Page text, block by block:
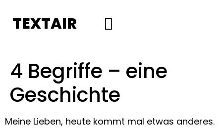
TEXTAIR
4 Begriffe – eine
Geschichte
Meine Lieben, heute kommt mal etwas anderes.